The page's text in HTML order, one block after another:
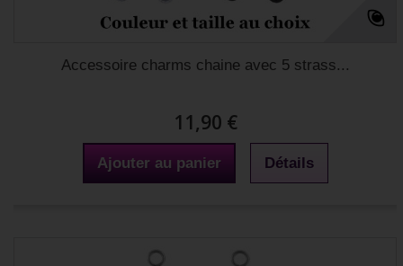
Accessoire charms chaine avec 5 strass...
11,90 €
Ajouter au panier Détails